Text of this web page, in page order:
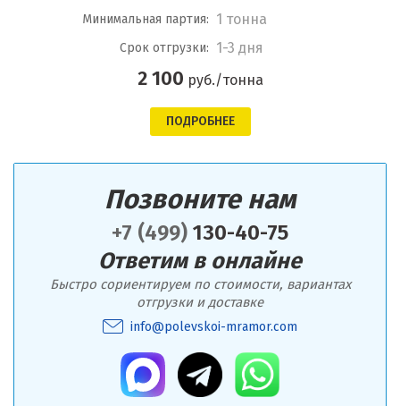
Минимальная партия: 1 тонна
Срок отгрузки: 1-3 дня
2 100 руб./тонна
ПОДРОБНЕЕ
Позвоните нам
+7 (499) 130-40-75
Ответим в онлайне
Быстро сориентируем по стоимости, вариантах
отгрузки и доставке
info@polevskoi-mramor.com